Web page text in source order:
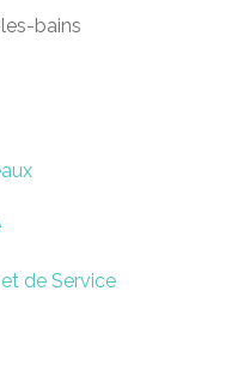
bains
de Service